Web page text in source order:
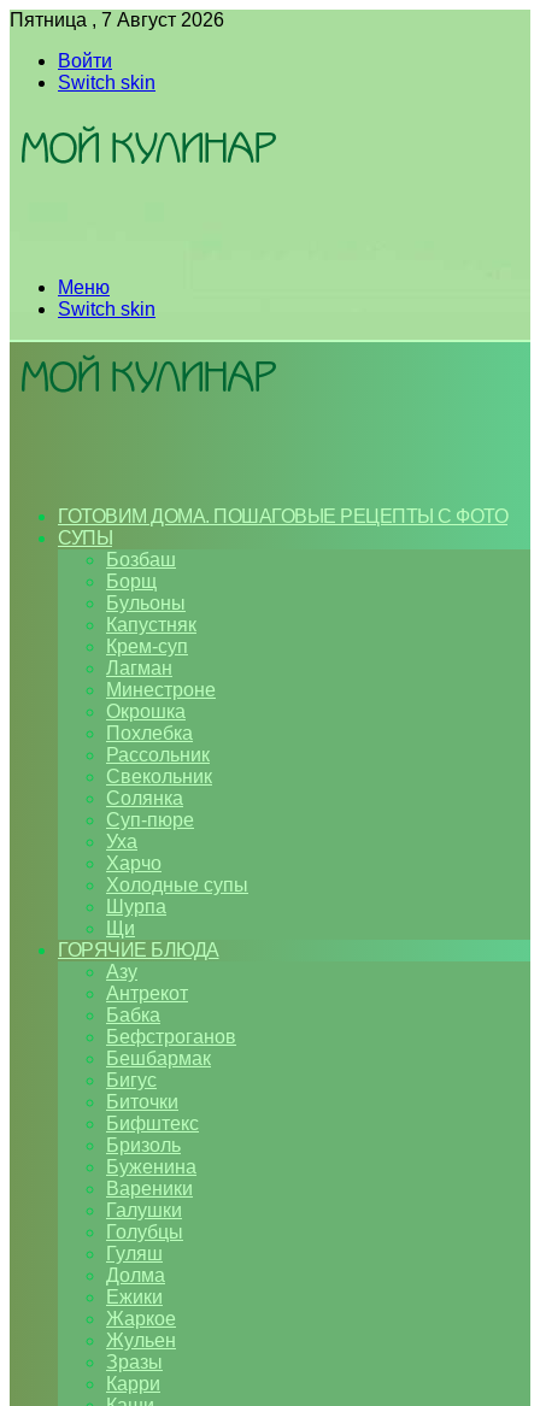
Пятница , 7 Август 2026
Войти
Switch skin
Меню
Switch skin
ГОТОВИМ ДОМА. ПОШАГОВЫЕ РЕЦЕПТЫ С ФОТО
СУПЫ
Бозбаш
Борщ
Бульоны
Капустняк
Крем-суп
Лагман
Минестроне
Окрошка
Похлебка
Рассольник
Свекольник
Солянка
Суп-пюре
Уха
Харчо
Холодные супы
Шурпа
Щи
ГОРЯЧИЕ БЛЮДА
Азу
Антрекот
Бабка
Бефстроганов
Бешбармак
Бигус
Биточки
Бифштекс
Бризоль
Буженина
Вареники
Галушки
Голубцы
Гуляш
Долма
Ежики
Жаркое
Жульен
Зразы
Карри